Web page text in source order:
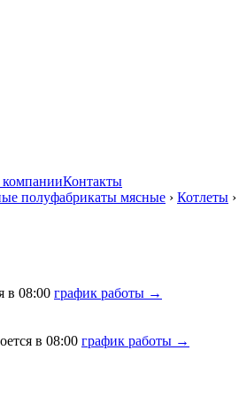
Контакты
полуфабрикаты мясные › Котлеты ›
в 08:00 график работы →
в 08:00 график работы →